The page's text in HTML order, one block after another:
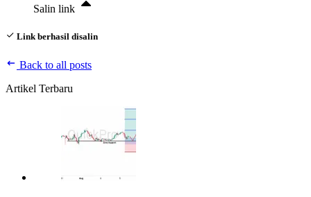
Salin link
Link berhasil disalin
Back to all posts
Artikel Terbaru